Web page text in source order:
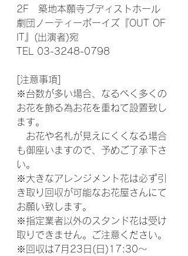
2F　築地本願寺ブディストホール
劇団ノーティーボーイズ『OUT OF
IT』(出演者)宛
TEL 03-3248-0798
[注意事項]
※台数が多い場合、なるべく多くの
お花を飾る為お花を重ねて設置致し
ます。
お花や名札が見えにくくなる場合
も御座いますので、予めご了承下さ
い。
※大きなアレンジメント花は必ず引
き取り回収が可能なお花屋さんにて
お願い致します。
※指定業者以外のスタンド花は受け
取りできません。ご注意ください。
※回収は7月23日(日)17:30〜